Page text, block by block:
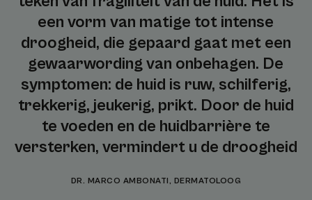
een vorm van matige tot intense
droogheid, die gepaard gaat met een
gewaarwording van onbehagen. De
symptomen: de huid is ruw, schilferig,
trekkerig, jeukerig, prikt. Door de huid
te voeden en de huidbarrière te
versterken, vermindert u de droogheid
DR. MARCO AMBONATI, DERMATOLOOG